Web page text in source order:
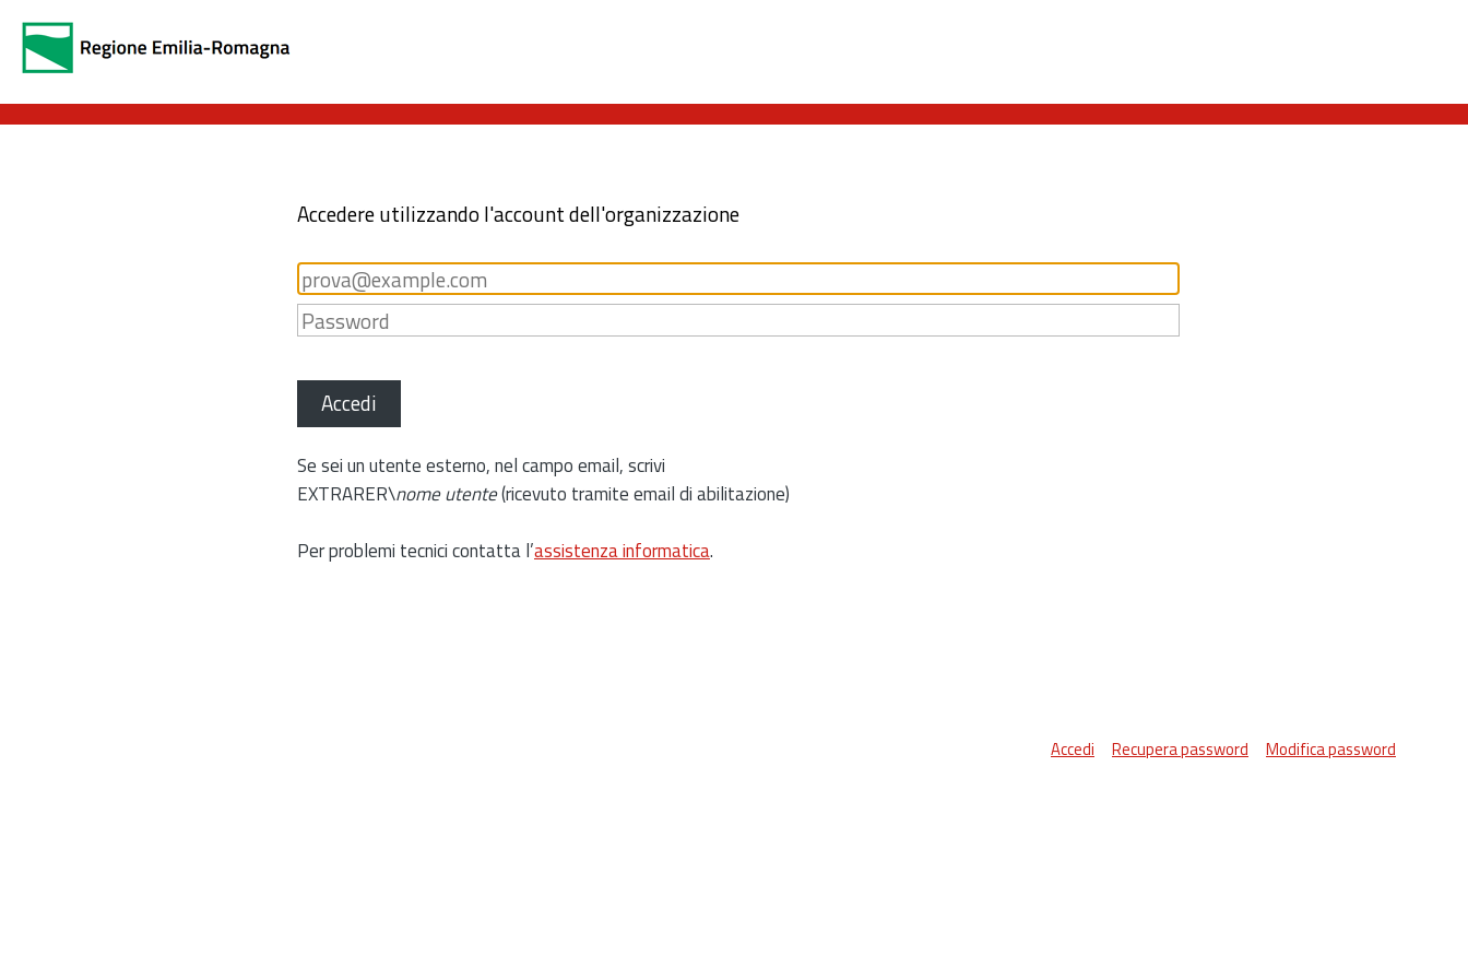
Accedere utilizzando l'account dell'organizzazione
Accedi
Se sei un utente esterno, nel campo email, scrivi
EXTRARER\nome utente(ricevuto tramite email di abilitazione)
Per problemi tecnici contatta l’assistenza informatica.
Accedi Recupera password Modifica password